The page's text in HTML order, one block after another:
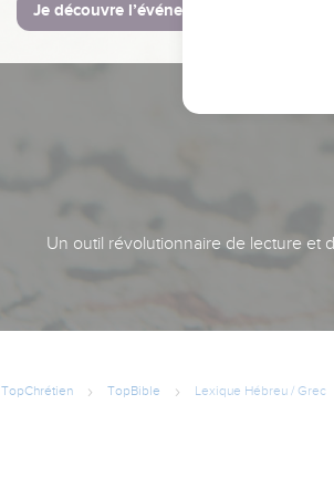
Je découvre l’événement
Un outil révolutionnaire de lecture et
TopChrétien TopBible Lexique Hébreu / Grec